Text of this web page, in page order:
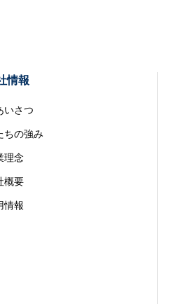
情報
いさつ
ちの強み
理念
概要
情報